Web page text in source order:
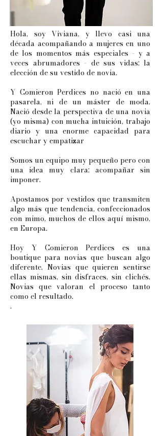
Hola, soy Viviana, y llevo casi una
década acompañando a mujeres en uno
de los momentos más especiales - y a
veces abrumadores - de sus vidas: la
elección de su vestido de novia.
Y Comieron Perdices no nació en una
pasarela, ni de un máster de moda.
Nació desde la perspectiva de una novia
(yo misma) con mucha intuición, trabajo
diario y una enorme capacidad para
escuchar y empatizar
Somos un equipo muy pequeño pero con
una idea muy clara: acompañar sin
imponer.
Apostamos por vestidos que transmiten
algo más que tendencia, confeccionados
con mimo, muchos de ellos aquí mismo,
en Europa.
Hoy Y Comieron Perdices es una
boutique para novias que buscan algo
diferente. Novias que quieren sentirse
ellas mismas, sin disfraces, sin clichés.
Novias que valoran el proceso tanto
como el resultado.
.